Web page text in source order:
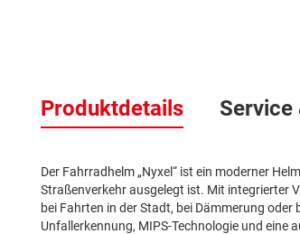
der
Bildergalerie
Produktdetails
Der Fahrradhelm „Nyxel“ ist ein moderner
Straßenverkehr ausgelegt ist. Mit integrierter
bei Fahrten in der Stadt, bei Dämmerung
Unfallerkennung, MIPS-Technologie und
Service